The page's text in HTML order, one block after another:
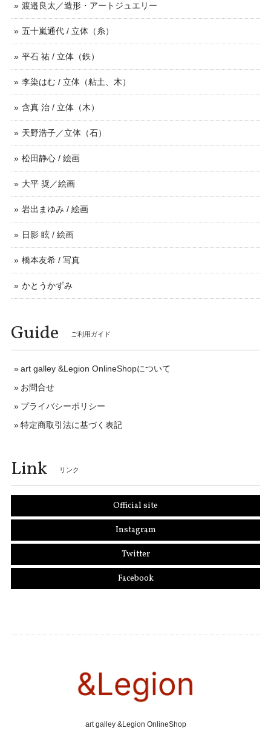
渡邉良太／造形・アートジュエリー
五十嵐通代 / 立体（糸）
平石 祐 / 立体（鉄）
李染はむ / 立体（粘土、木）
含真 治 / 立体（木）
天野浩子／立体（石）
松田静心 / 絵画
大平 奨／絵画
岩出まゆみ / 絵画
日影 眩 / 絵画
橋本友希 / 写真
かとうかずみ
Guide ご利用ガイド
art galley &Legion OnlineShopについて
お問合せ
プライバシーポリシー
特定商取引法に基づく表記
Link リンク
Official site
Instagram
Twitter
Facebook
art galley &Legion OnlineShop